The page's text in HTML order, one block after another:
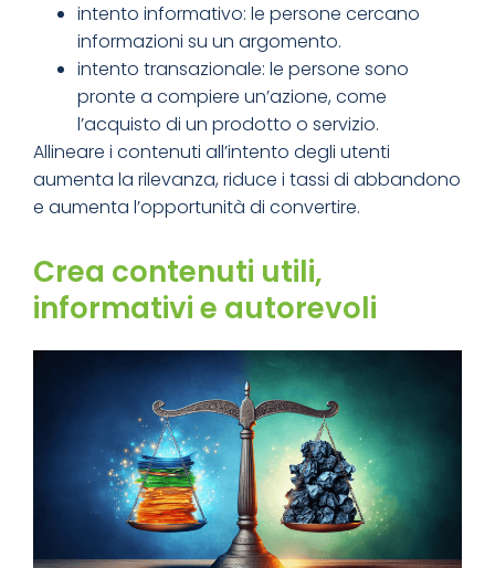
intento informativo: le persone cercano
informazioni su un argomento.
intento transazionale: le persone sono
pronte a compiere un’azione, come
l’acquisto di un prodotto o servizio.
Allineare i contenuti all’intento degli utenti
aumenta la rilevanza, riduce i tassi di abbandono
e aumenta l’opportunità di convertire.
Crea contenuti utili,
informativi e autorevoli